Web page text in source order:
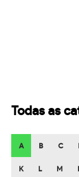
Todas as
A B C
K L M